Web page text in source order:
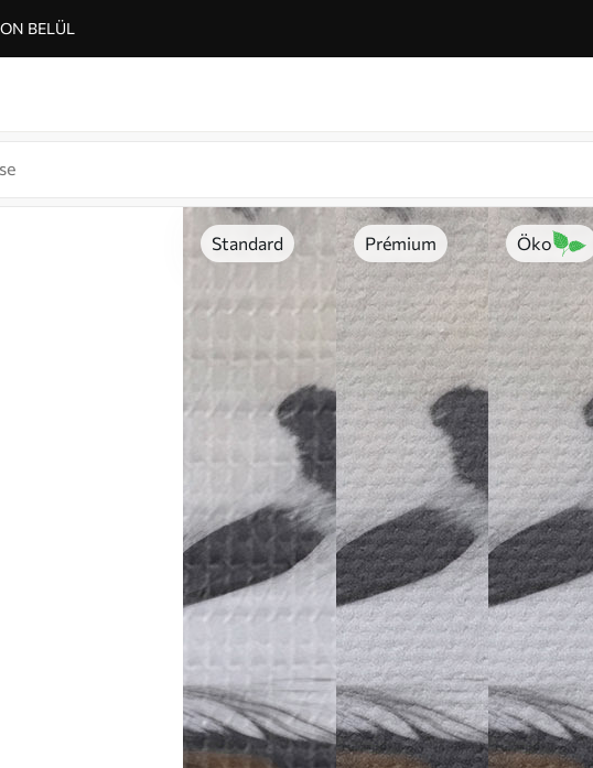
BELÜL
Standard Prémium Öko